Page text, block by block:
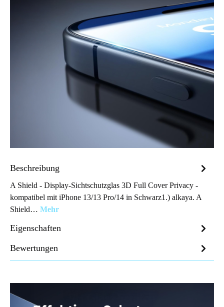
Beschreibung
A Shield - Display-Sichtschutzglas 3D Full Cover Privacy -
kompatibel mit iPhone 13/13 Pro/14 in Schwarz1.) alkaya. A
Shield… Mehr
Eigenschaften
Bewertungen